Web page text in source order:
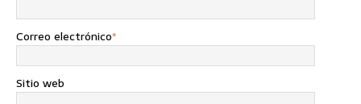
Correo electrónico*
Sitio web